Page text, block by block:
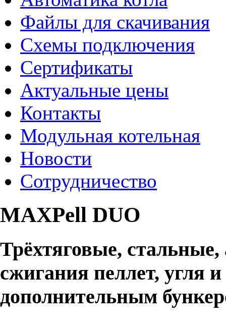
Файлы для скачивания
Схемы подключения
Сертификаты
Актуальные цены
Контакты
Модульная котельная
Новости
Сотрудничество
MAXPell DUO
Трёхтяговые,
сжигания пеллет, угля
дополнительным